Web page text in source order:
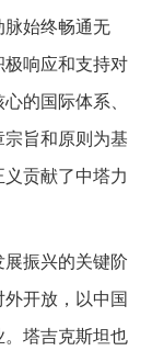
脉始终畅通无
极响应和支持对
的国际体系、
旨和原则为基
贡献了中塔力
振兴的关键阶
开放，以中国
塔吉克斯坦也